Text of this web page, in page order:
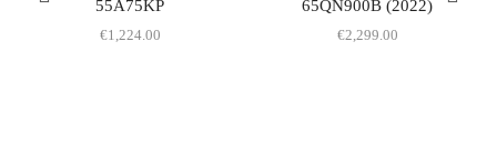
55A75KP
€1,224.00
65QN900B (2022)
€2,299.00